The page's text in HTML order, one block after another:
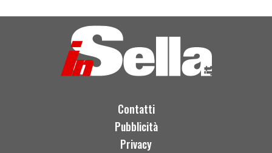
Contatti
Pubblicità
Privacy